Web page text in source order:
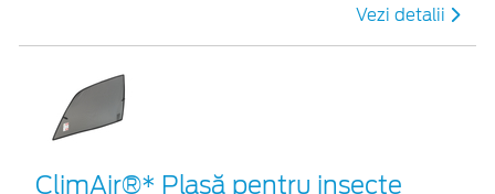
Vezi detalii
ClimAir®* Plasă pentru insecte